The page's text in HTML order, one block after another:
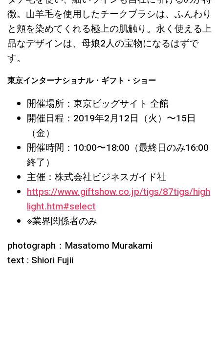
徴。山羊毛を使用したチークブラシは、ふんわり
と頬を染めてくれる極上の肌触り。永く使える上
品なデザインは、母娘2人の宝物になるはずで
す。
東京インターナショナル・ギフト・ショー
開催場所：東京ビッグサイト 全館
開催日程：2019年2月12日（火）〜15日
（金）
開催時間：10:00〜18:00（最終日のみ16:00
終了）
主催：株式会社ビジネスガイド社
https://www.giftshow.co.jp/tigs/87tigs/high
light.htm#select
※業界関係者のみ
photograph：Masatomo Murakami
text : Shiori Fujii